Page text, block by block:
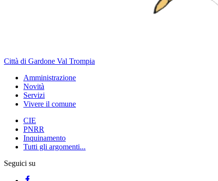
Città di Gardone Val Trompia
Amministrazione
Novità
Servizi
Vivere il comune
CIE
PNRR
Inquinamento
Tutti gli argomenti...
Seguici su